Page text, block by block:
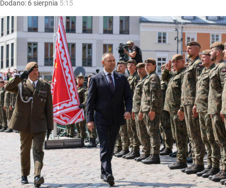
Dodano: 6 sierpnia 5:15